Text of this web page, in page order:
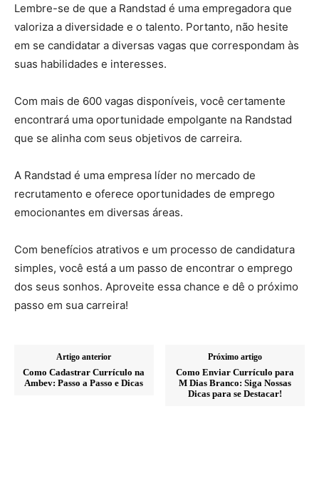
Lembre-se de que a Randstad é uma empregadora que
valoriza a diversidade e o talento. Portanto, não hesite
em se candidatar a diversas vagas que correspondam às
suas habilidades e interesses.
Com mais de 600 vagas disponíveis, você certamente
encontrará uma oportunidade empolgante na Randstad
que se alinha com seus objetivos de carreira.
A Randstad é uma empresa líder no mercado de
recrutamento e oferece oportunidades de emprego
emocionantes em diversas áreas.
Com benefícios atrativos e um processo de candidatura
simples, você está a um passo de encontrar o emprego
dos seus sonhos. Aproveite essa chance e dê o próximo
passo em sua carreira!
Artigo anterior
Como Cadastrar Currículo na
Ambev: Passo a Passo e Dicas
Próximo artigo
Como Enviar Currículo para
M Dias Branco: Siga Nossas
Dicas para se Destacar!